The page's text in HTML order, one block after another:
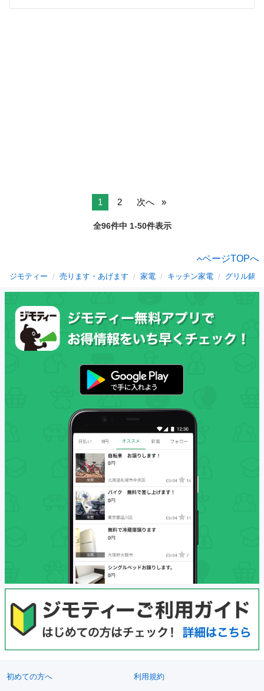
1 2 次へ
全96件中 1-50件表示
ページTOPへ
ジモティー 売ります・あげます 家電 キッチン家電 グリル鍋
初めての方へ 利用規約